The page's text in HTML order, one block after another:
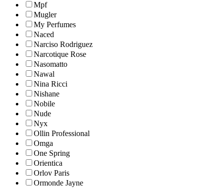
Mpf
Mugler
My Perfumes
Naced
Narciso Rodriguez
Narcotique Rose
Nasomatto
Nawal
Nina Ricci
Nishane
Nobile
Nude
Nyx
Ollin Professional
Omga
One Spring
Orientica
Orlov Paris
Ormonde Jayne